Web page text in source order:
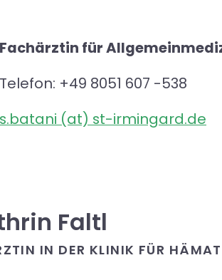
Fachärztin für
Telefon: +49 8051 607 -538
s.batani (at) st-irmingard.de
Faltl
IN DER KLINIK FÜR